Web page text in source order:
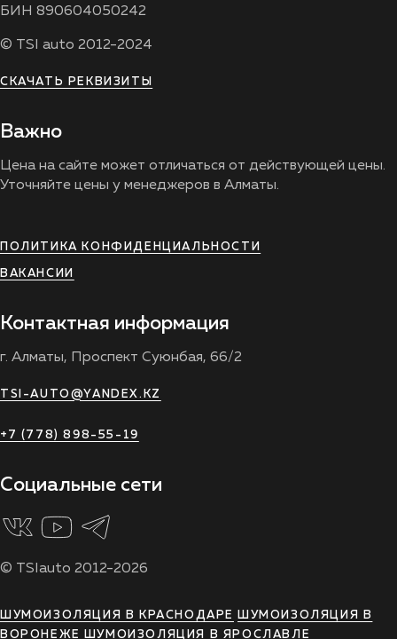
БИН 890604050242
© TSI auto 2012-2024
СКАЧАТЬ РЕКВИЗИТЫ
Важно
Цена на сайте может отличаться от действующей цены.
Уточняйте цены у менеджеров в Алматы.
ПОЛИТИКА КОНФИДЕНЦИАЛЬНОСТИ
ВАКАНСИИ
Контактная информация
г. Алматы, Проспект Суюнбая, 66/2
TSI-AUTO@YANDEX.KZ
+7 (778) 898-55-19
Социальные сети
© TSIauto 2012-2026
ШУМОИЗОЛЯЦИЯ В КРАСНОДАРЕ
ШУМОИЗОЛЯЦИЯ В
ВОРОНЕЖЕ
ШУМОИЗОЛЯЦИЯ В ЯРОСЛАВЛЕ